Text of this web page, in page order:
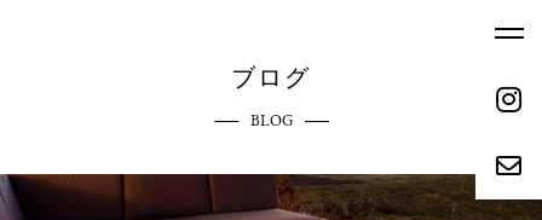
ブログ
BLOG